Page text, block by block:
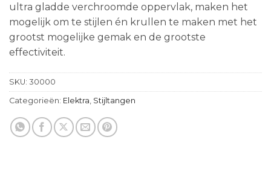
ultra gladde verchroomde oppervlak, maken het
mogelijk om te stijlen én krullen te maken met het
grootst mogelijke gemak en de grootste
effectiviteit.
SKU: 30000
Categorieën: Elektra Stijltangen